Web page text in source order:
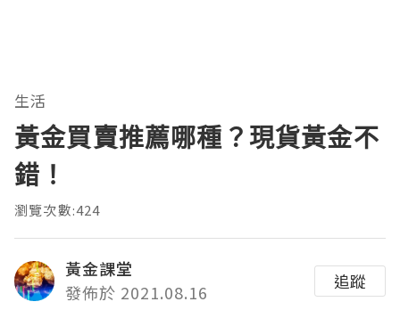
生活
黃金買賣推薦哪種？現貨黃金不
錯！
瀏覽次數:424
黃金課堂
發佈於 2021.08.16
追蹤